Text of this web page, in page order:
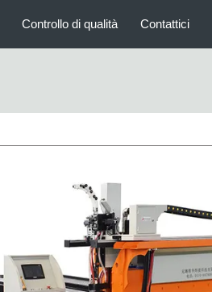
Controllo di qualità Contattici